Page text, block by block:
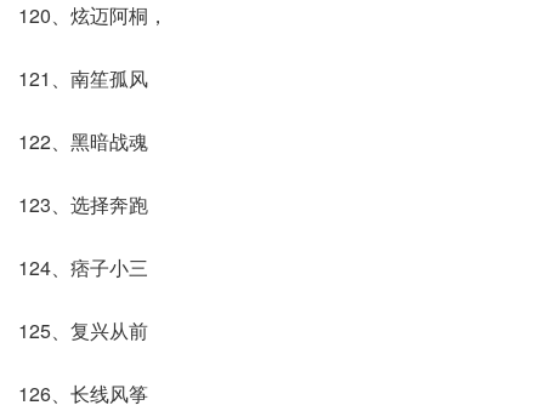
120、炫迈阿桐，
121、南笙孤风
122、黑暗战魂
123、选择奔跑
124、痞子小三
125、复兴从前
126、长线风筝